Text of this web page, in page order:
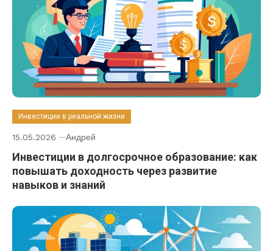
Инвестиции в реальной жизни
15.05.2026 Андрей
Инвестиции в долгосрочное образование: как
повышать доходность через развитие
навыков и знаний